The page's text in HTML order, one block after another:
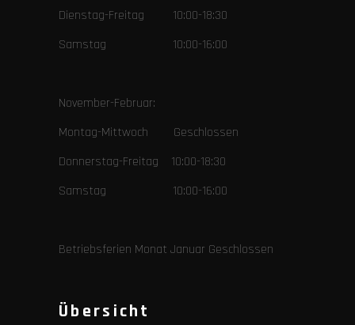
Dienstag-Freitag 10:00-18:30
Samstag 10:00-16:00
November-Februar:
Montag-Mittwoch Geschlossen
Donnerstag-Freitag 10:00-18:30
Samstag 10:00-16:00
Betriebsferien Monat Januar Geschlossen
Übersicht